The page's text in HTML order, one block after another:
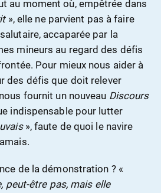
au moment où, empêtrée dans
», elle ne parvient pas à faire
accaparée par la
mineurs au regard des défis
Pour mieux nous aider à
des défis que doit relever
fournit un nouveau Discours
indispensable pour lutter
», faute de quoi le navire
de la démonstration ? «
peut-être pas, mais elle